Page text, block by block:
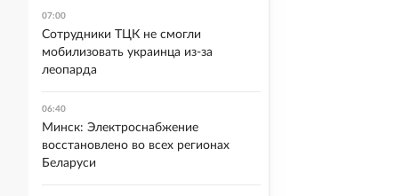
07:00
Сотрудники ТЦК не смогли
мобилизовать украинца из-за
леопарда
06:40
Минск: Электроснабжение
восстановлено во всех регионах
Беларуси